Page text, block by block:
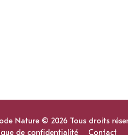
Nature © 2026 Tous droits
de confidentialité
Contact